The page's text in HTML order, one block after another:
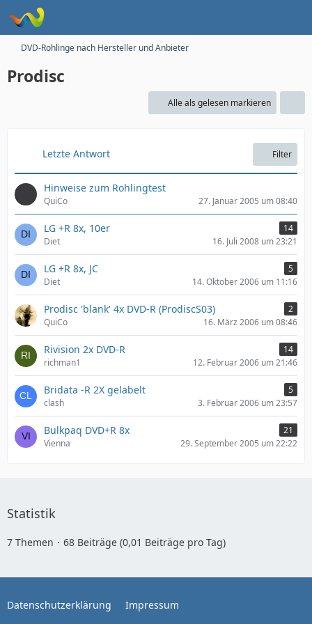
DVD-Rohlinge nach Hersteller und Anbieter
Prodisc
Alle als gelesen markieren
Letzte Antwort Filter
Hinweise zum Rohlingtest
QuiCo 27. Januar 2005 um 08:40
LG +R 8x, 10er
14
Diet
16. Juli 2008 um 23:21
LG +R 8x, JC
5
Diet
14. Oktober 2006 um 11:16
Prodisc 'blank' 4x DVD-R (ProdiscS03)
2
QuiCo
16. März 2006 um 08:46
Rivision 2x DVD-R
14
richman1
12. Februar 2006 um 21:46
Bridata -R 2X gelabelt
5
clash
3. Februar 2006 um 23:57
Bulkpaq DVD+R 8x
21
Vienna
29. September 2005 um 22:22
Statistik
7 Themen 68 Beiträge (0,01 Beiträge pro Tag)
Datenschutzerklärung Impressum